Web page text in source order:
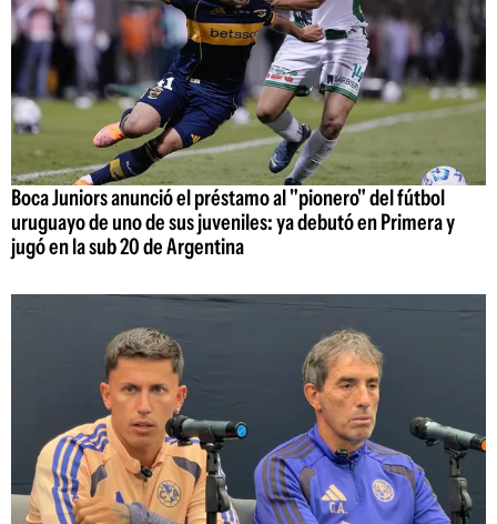
Boca Juniors anunció el préstamo al "pionero" del fútbol
uruguayo de uno de sus juveniles: ya debutó en Primera y
jugó en la sub 20 de Argentina